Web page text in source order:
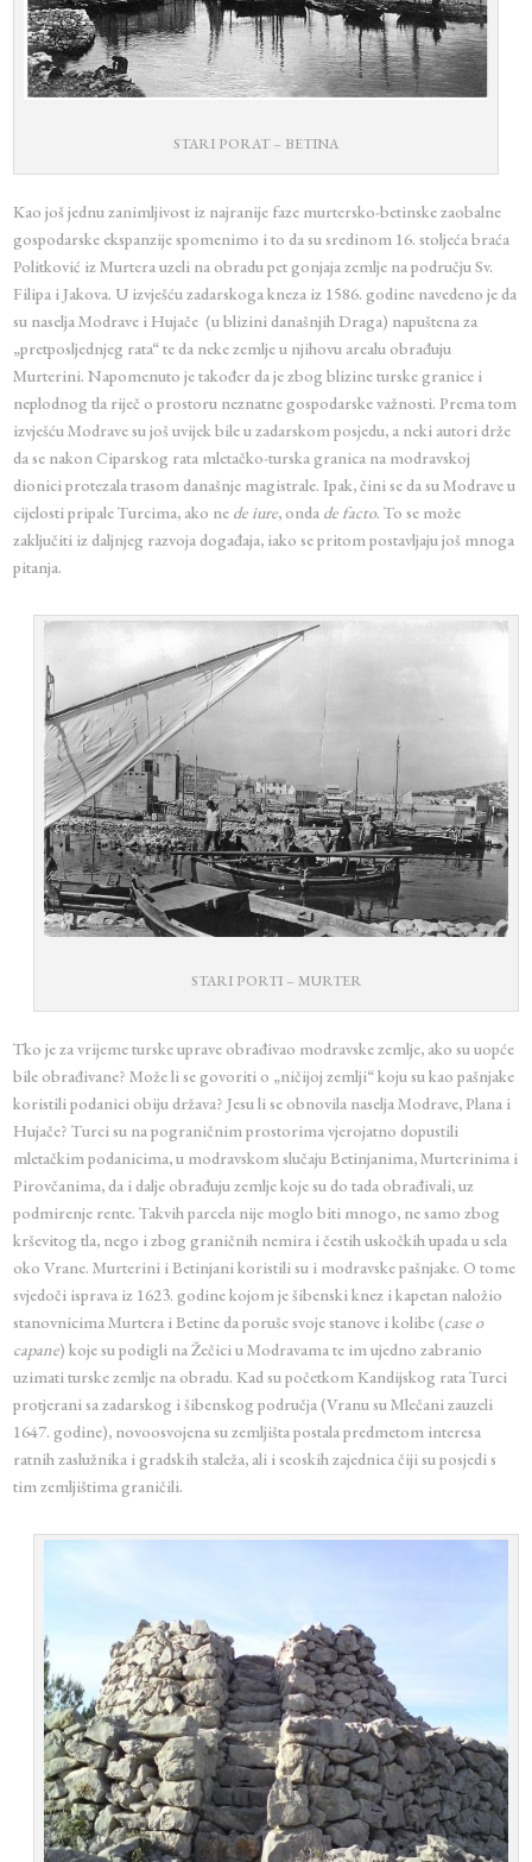
STARI PORAT – BETINA
Kao još jednu zanimljivost iz najranije faze murtersko-betinske zaobalne
gospodarske ekspanzije spomenimo i to da su sredinom 16. stoljeća braća
Politković iz Murtera uzeli na obradu pet gonjaja zemlje na području Sv.
Filipa i Jakova. U izvješću zadarskoga kneza iz 1586. godine navedeno je da
su naselja Modrave i Hujače (u blizini današnjih Draga) napuštena za
„pretposljednjeg rata“ te da neke zemlje u njihovu arealu obrađuju
Murterini. Napomenuto je također da je zbog blizine turske granice i
neplodnog tla riječ o prostoru neznatne gospodarske važnosti. Prema tom
izvješću Modrave su još uvijek bile u zadarskom posjedu, a neki autori drže
da se nakon Ciparskog rata mletačko-turska granica na modravskoj
dionici protezala trasom današnje magistrale. Ipak, čini se da su Modrave u
cijelosti pripale Turcima, ako ne de iure, onda de facto. To se može
zaključiti iz daljnjeg razvoja događaja, iako se pritom postavljaju još mnoga
pitanja.
STARI PORTI – MURTER
Tko je za vrijeme turske uprave obrađivao modravske zemlje, ako su uopće
bile obrađivane? Može li se govoriti o „ničijoj zemlji“ koju su kao pašnjake
koristili podanici obiju država? Jesu li se obnovila naselja Modrave, Plana i
Hujače? Turci su na pograničnim prostorima vjerojatno dopustili
mletačkim podanicima, u modravskom slučaju Betinjanima, Murterinima i
Pirovčanima, da i dalje obrađuju zemlje koje su do tada obrađivali, uz
podmirenje rente. Takvih parcela nije moglo biti mnogo, ne samo zbog
krševitog tla, nego i zbog graničnih nemira i čestih uskočkih upada u sela
oko Vrane. Murterini i Betinjani koristili su i modravske pašnjake. O tome
svjedoči isprava iz 1623. godine kojom je šibenski knez i kapetan naložio
stanovnicima Murtera i Betine da poruše svoje stanove i kolibe (case o
capane) koje su podigli na Žečici u Modravama te im ujedno zabranio
uzimati turske zemlje na obradu. Kad su početkom Kandijskog rata Turci
protjerani sa zadarskog i šibenskog područja (Vranu su Mlečani zauzeli
1647. godine), novoosvojena su zemljišta postala predmetom interesa
ratnih zaslužnika i gradskih staleža, ali i seoskih zajednica čiji su posjedi s
tim zemljištima graničili.